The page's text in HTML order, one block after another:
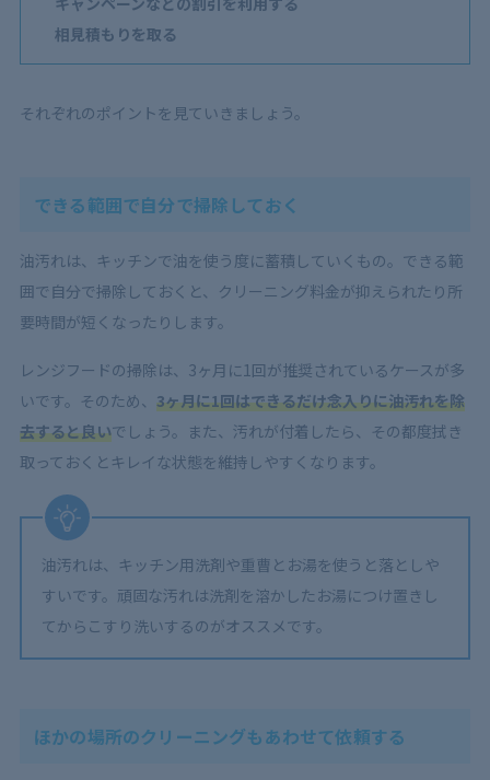
相見積もりを取る
それぞれのポイントを見ていきましょう。
できる範囲で自分で掃除しておく
油汚れは、キッチンで油を使う度に蓄積していくもの。できる範
囲で自分で掃除しておくと、クリーニング料金が抑えられたり所
要時間が短くなったりします。
レンジフードの掃除は、3ヶ月に1回が推奨されているケースが多
いです。そのため、 3ヶ月に1回はできるだけ念入りに油汚れを除
去すると良いでしょう。また、汚れが付着したら、その都度拭き
取っておくとキレイな状態を維持しやすくなります。
油汚れは、キッチン用洗剤や重曹とお湯を使うと落としや
すいです。頑固な汚れは洗剤を溶かしたお湯につけ置きし
てからこすり洗いするのがオススメです。
ほかの場所のクリーニングもあわせて依頼する